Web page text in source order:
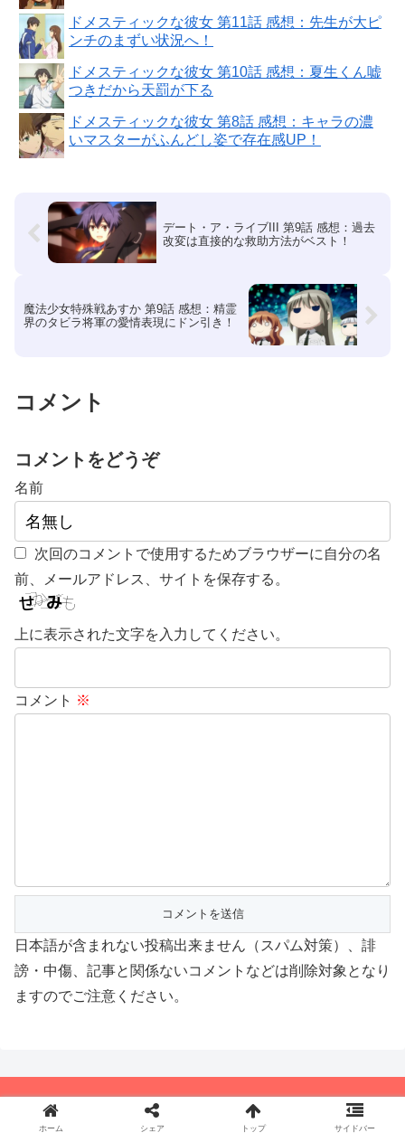
ドメスティックな彼女 第11話 感想：先生が大ピ
ンチのまずい状況へ！
ドメスティックな彼女 第10話 感想：夏生くん嘘
つきだから天罰が下る
ドメスティックな彼女 第8話 感想：キャラの濃
いマスターがふんどし姿で存在感UP！
デート・ア・ライブIII 第9話 感想：過去
改変は直接的な救助方法がベスト！
魔法少女特殊戦あすか 第9話 感想：精霊
界のタビラ将軍の愛情表現にドン引き！
コメント
コメントをどうぞ
名前
次回のコメントで使用するためブラウザーに自分の名
前、メールアドレス、サイトを保存する。
上に表示された文字を入力してください。
コメント ※
日本語が含まれない投稿出来ません（スパム対策）、誹
謗・中傷、記事と関係ないコメントなどは削除対象となり
ますのでご注意ください。
© 2015-2026 アニメつぶやき速報‼︎.
ホーム シェア トップ サイドバー